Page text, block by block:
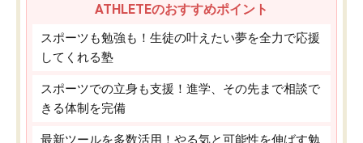
ATHLETEのおすすめポイント
スポーツも勉強も！生徒の叶えたい夢を全力で応援
してくれる塾
スポーツでの立身も支援！進学、その先まで相談で
きる体制を完備
最新ツールを多数活用！やる気と可能性を伸ばす勉